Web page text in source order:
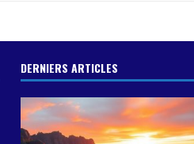
DERNIERS ARTICLES